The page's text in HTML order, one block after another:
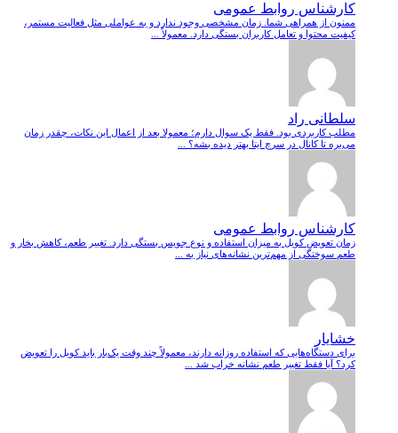
کارشناس روابط عمومی
ممنون از همراهی شما. زمان مشخصی وجود ندارد و به عواملی مثل فعالیت مستمر،
کیفیت محتوا و تعامل کاربران بستگی دارد. معمولاً ...
سلطانی راد
مطلب کاربردی بود. فقط یک سوال دارم؛ معمولا بعد از اعمال این نکات، چقدر زمان
می‌بره تا کانال در سرچ ایتا بهتر دیده بشه؟ ...
کارشناس روابط عمومی
زمان تعویض کویل به میزان استفاده و نوع جویس بستگی دارد. تغییر طعم، کاهش بخار و
طعم سوختگی از مهم‌ترین نشانه‌های نیاز به ...
خشایار
برای دستگاه‌هایی که استفاده روزانه دارند، معمولاً چند وقت یک‌بار باید کویل را تعویض
کرد؟ آیا فقط تغییر طعم نشانه خراب شد ...